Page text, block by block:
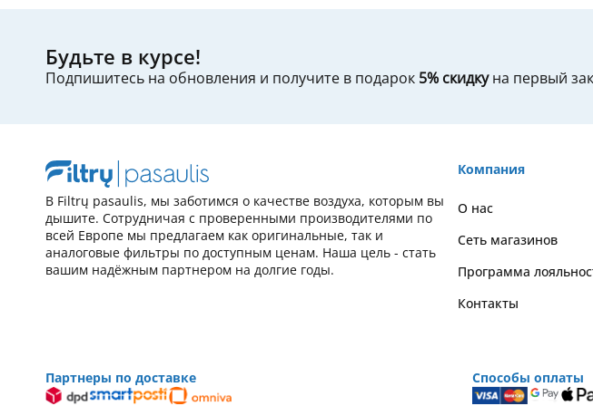
Будьте в курсе!
Подпишитесь на обновления и получите в подарок 5% скидкуна первый
В Filtrų pasaulis, мы заботимся о качестве воздуха, которым вы
дышите. Сотрудничая с проверенными производителями по
всей Европе мы предлагаем как оригинальные, так и
аналоговые фильтры по доступным ценам. Наша цель - стать
вашим надёжным партнером на долгие годы.
Компания
О нас
Сеть магазинов
Программа
Контакты
Партнеры по доставке Способы оплаты